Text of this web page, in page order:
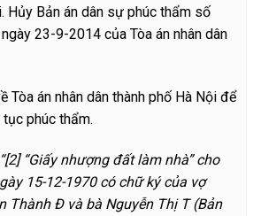
Hủy Bản án dân sự phúc thẩm số
23-9-2014 của Tòa án nhân dân
Tòa án nhân dân thành phố Hà Nội để
phúc thẩm.
“[2] “Giấy nhượng đất làm nhà” cho
15-12-1970 có chữ ký của vợ
Thành Đ và bà Nguyễn Thị T (Bản